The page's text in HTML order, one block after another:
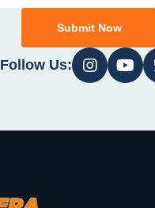
Submit Now
Follow Us: